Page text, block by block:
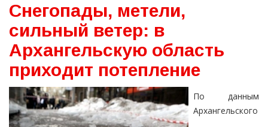
Снегопады, метели,
сильный ветер: в
Архангельскую область
приходит потепление
По данным
Архангельского